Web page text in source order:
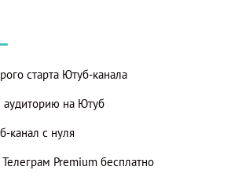
старта Ютуб-канала
аудиторию на Ютуб
канал с нуля
Premium бесплатно